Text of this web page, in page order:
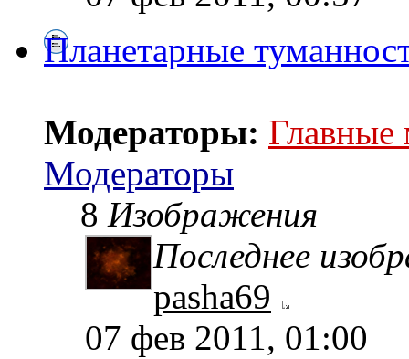
Планетарные
Модераторы: Главные
Модераторы
8 Изображения
Последнее
pasha69
07 фев 2011, 01:00